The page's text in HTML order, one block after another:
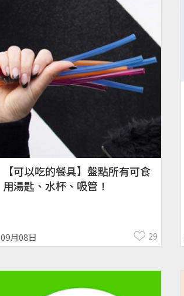
【可以吃的餐具】盤點所有可食
用湯匙、水杯、吸管！
09月08日 29